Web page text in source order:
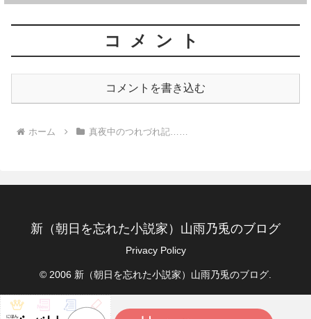
コメント
コメントを書き込む
ホーム 真夜中のつれづれ記……
新（朝日を忘れた小説家）山雨乃兎のブログ
Privacy Policy
© 2006 新（朝日を忘れた小説家）山雨乃兎のブログ.